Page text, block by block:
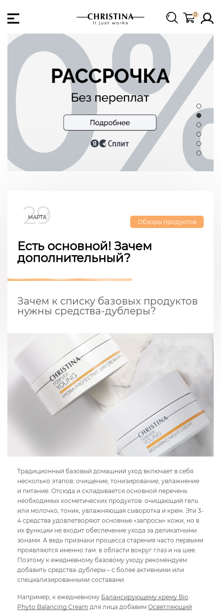
0
29
МАРТА
Обзоры продуктов
Есть основной! Зачем
дополнительный?
Зачем к списку базовых продуктов
нужны средства-дублеры?
Традиционный базовый домашний уход включает в себя
несколько этапов: очищение, тонизирование, увлажнение
и питание. Отсюда и складывается основной перечень
необходимых косметических продуктов: очищающий гель
или молочко, тоник, увлажняющая сыворотка и крем. Эти 3-
4 средства удовлетворяют основные «запросы» кожи, но в
их функции не входит обеспечение ухода за деликатными
зонами. А ведь признаки процесса старения часто первыми
проявляются именно там: в области вокруг глаз и на шее.
Поэтому к ежедневному базовому уходу рекомендуем
добавить средства-дублеры – с более активными или
специализированными составами.
Например, к ежедневному Балансирующему крему Bio
Phyto Balancing Cream для лица добавим Осветляющий